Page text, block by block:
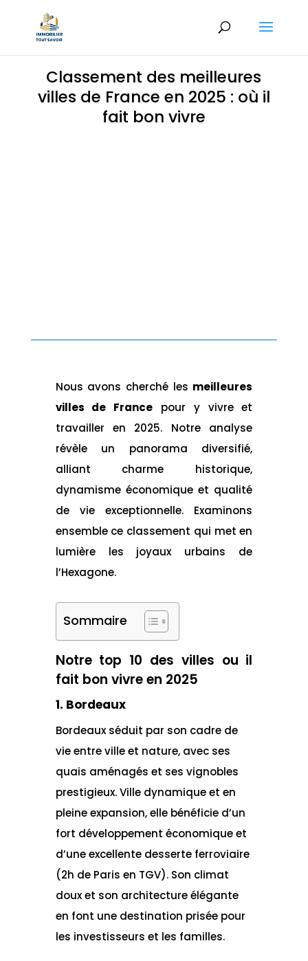
Classement des meilleures
villes de France en 2025 : où il
fait bon vivre
Nous avons cherché les meilleures
villes de France pour y vivre et
travailler en 2025. Notre analyse
révèle un panorama diversifié,
alliant charme historique,
dynamisme économique et qualité
de vie exceptionnelle. Examinons
ensemble ce classement qui met en
lumière les joyaux urbains de
l’Hexagone.
Sommaire
Notre top 10 des villes ou il
fait bon vivre en 2025
1. Bordeaux
Bordeaux séduit par son cadre de
vie entre ville et nature, avec ses
quais aménagés et ses vignobles
prestigieux. Ville dynamique et en
pleine expansion, elle bénéficie d’un
fort développement économique et
d’une excellente desserte ferroviaire
(2h de Paris en TGV). Son climat
doux et son architecture élégante
en font une destination prisée pour
les investisseurs et les familles.